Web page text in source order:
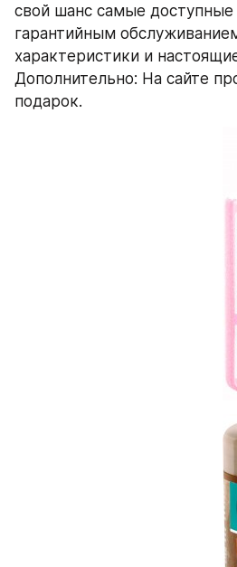
свой шанс самые
гарантийным
характеристики и
Дополнительно: На сайте
подарок.